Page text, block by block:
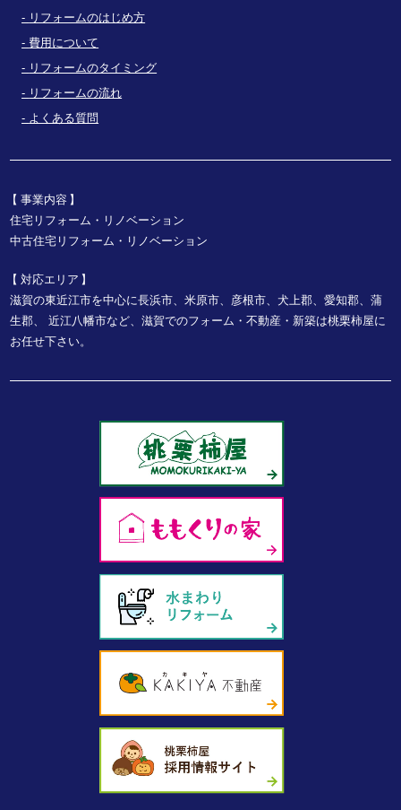
リフォームのはじめ方
費用について
リフォームのタイミング
リフォームの流れ
よくある質問
事業内容
住宅リフォーム・リノベーション
中古住宅リフォーム・リノベーション
対応エリア
滋賀の東近江市を中心に長浜市、米原市、彦根市、犬上郡、愛知郡、蒲
生郡、
近江八幡市など、滋賀でのフォーム・不動産・新築は桃栗柿屋に
お任せ下さい。